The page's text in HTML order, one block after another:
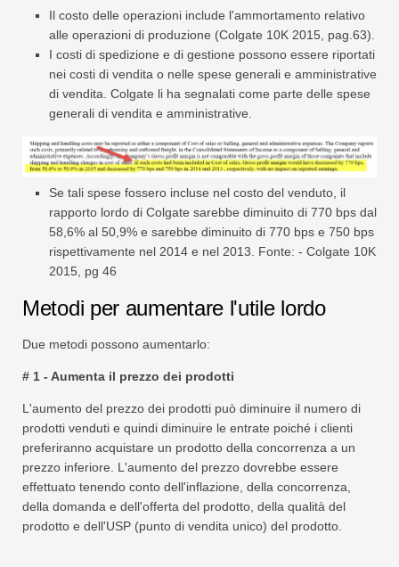
Il costo delle operazioni include l'ammortamento relativo
alle operazioni di produzione (Colgate 10K 2015, pag.63).
I costi di spedizione e di gestione possono essere riportati
nei costi di vendita o nelle spese generali e amministrative
di vendita. Colgate li ha segnalati come parte delle spese
generali di vendita e amministrative.
Se tali spese fossero incluse nel costo del venduto, il
rapporto lordo di Colgate sarebbe diminuito di 770 bps dal
58,6% al 50,9% e sarebbe diminuito di 770 bps e 750 bps
rispettivamente nel 2014 e nel 2013. Fonte: - Colgate 10K
2015, pg 46
Metodi per aumentare l'utile lordo
Due metodi possono aumentarlo:
# 1 - Aumenta il prezzo dei prodotti
L'aumento del prezzo dei prodotti può diminuire il numero di
prodotti venduti e quindi diminuire le entrate poiché i clienti
preferiranno acquistare un prodotto della concorrenza a un
prezzo inferiore. L'aumento del prezzo dovrebbe essere
effettuato tenendo conto dell'inflazione, della concorrenza,
della domanda e dell'offerta del prodotto, della qualità del
prodotto e dell'USP (punto di vendita unico) del prodotto.